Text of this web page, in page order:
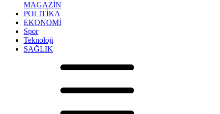
MAGAZİN
POLİTİKA
EKONOMİ
Spor
Teknoloji
SAĞLIK